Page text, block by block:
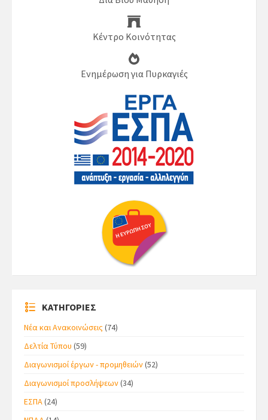
Κέντρο Κοινότητας
Ενημέρωση για Πυρκαγιές
ΚΑΤΗΓΟΡΙΕΣ
Νέα και Ανακοινώσεις(74)
Δελτία Τύπου (59)
Διαγωνισμοί έργων - προμηθειών(52)
Διαγωνισμοί προσλήψεων(34)
ΕΣΠΑ(24)